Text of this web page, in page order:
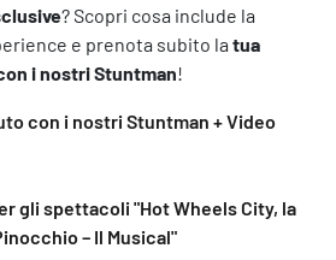
? Scopri cosa include la
e prenota subito latua
i nostri Stuntman!
con i nostri Stuntman + Video
gli spettacoli "Hot Wheels City, la
– Il Musical"